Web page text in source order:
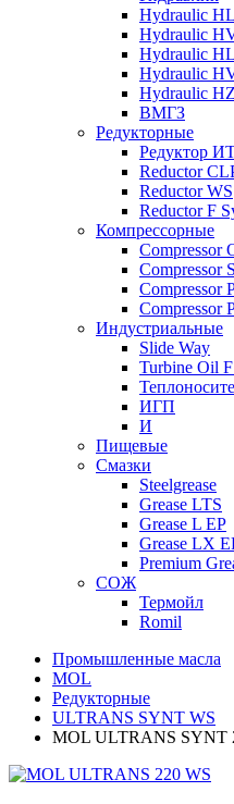
Hydraulic
Hydraulic
Hydraulic
Hydraulic
Hydraulic
ВМГЗ
Редукторные
Редуктор
Reductor
Reductor WS
Reductor F
Компрессорные
Compressor
Compressor
Compressor
Compressor
Индустриальные
Slide Way
Turbine Oil
ИГП
И
Пищевые
Смазки
Steelgrease
Grease LTS
Grease L EP
Grease LX
Premium
СОЖ
Термойл
Romil
Промышленные масла
MOL
Редукторные
ULTRANS SYNT WS
MOL ULTRANS SYNT